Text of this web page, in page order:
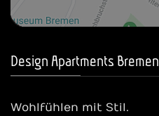
Design Apartments Bremen
Wohlfühlen mit Stil.